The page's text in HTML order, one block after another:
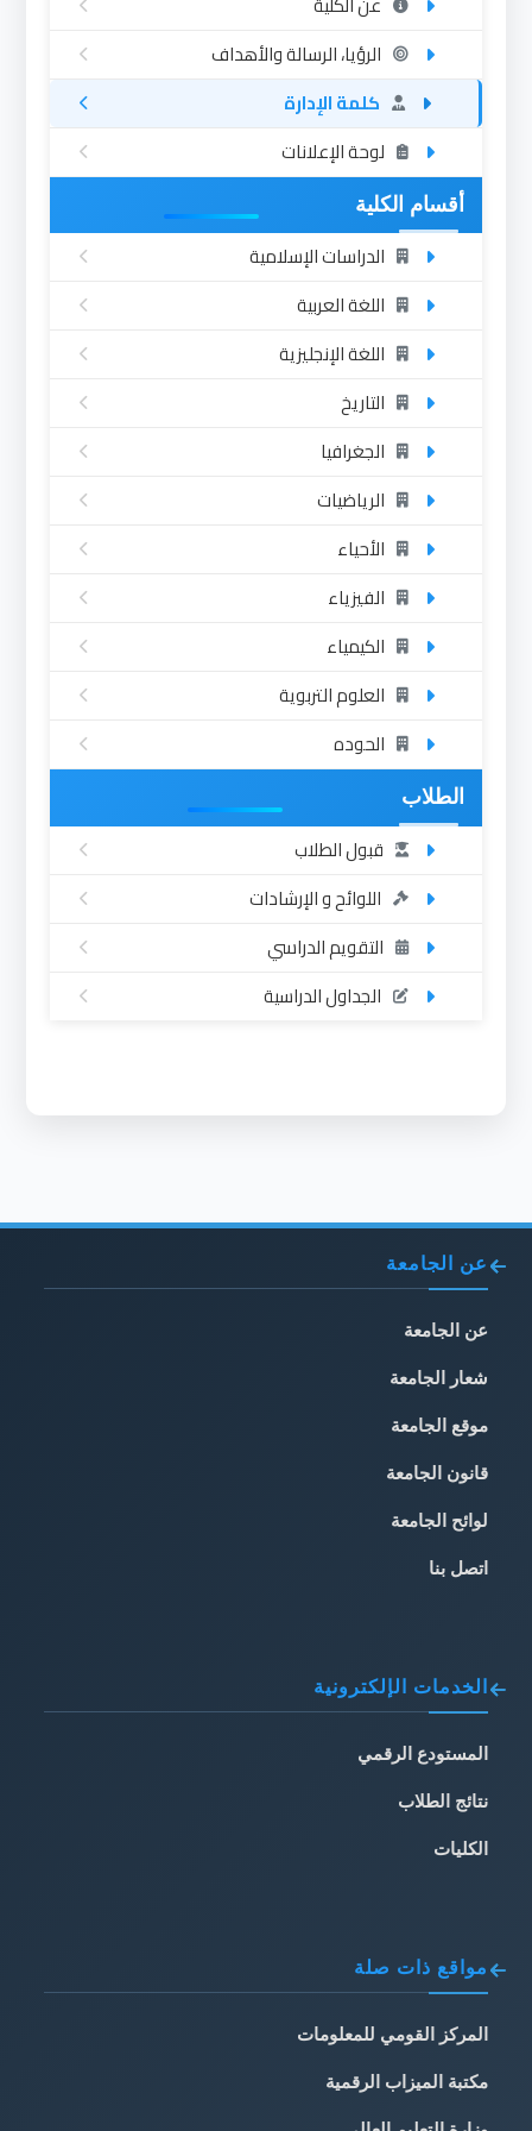
الرؤيا، الرسالة والأهداف
كلمة الإدارة
لوحة الإعلانات
أقسام الكلية
الدراسات الإسلامية
اللغة العربية
اللغة الإنجليزية
التاريخ
الجغرافيا
الرياضيات
الأحياء
الفيزياء
الكيمياء
العلوم التربوية
الحوده
الطلاب
قبول الطلاب
اللوائح و الإرشادات
التقويم الدراسي
الجداول الدراسية
عن الجامعة
عن الجامعة
شعار الجامعة
موقع الجامعة
قانون الجامعة
لوائح الجامعة
اتصل بنا
الخدمات الإلكترونية
المستودع الرقمي
نتائج الطلاب
الكليات
مواقع ذات صلة
المركز القومي للمعلومات
مكتبة الميزاب الرقمية